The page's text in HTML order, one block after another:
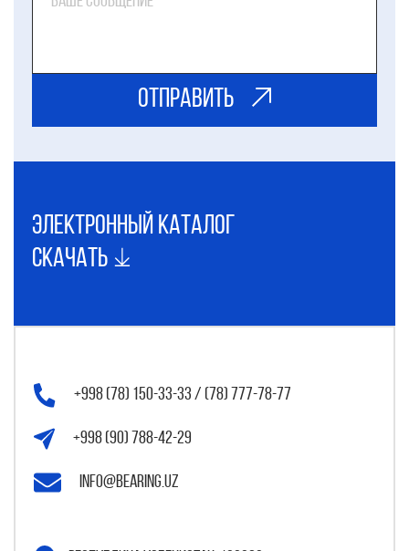
ОТправить
электронный каталог
Скачать
+998 (78) 150-33-33 / (78) 777-78-77
+998 (90) 788-42-29
info@bearing.uz